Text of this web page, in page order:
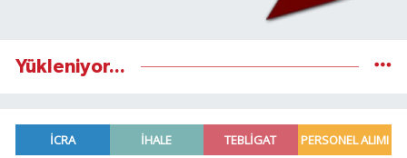
Yükleniyor...